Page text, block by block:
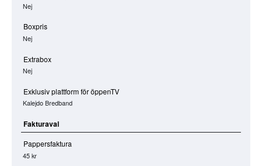
Nej
Boxpris
Nej
Extrabox
Nej
Exklusiv plattform för öppenTV
Kalejdo Bredband
Fakturaval
Pappersfaktura
45 kr